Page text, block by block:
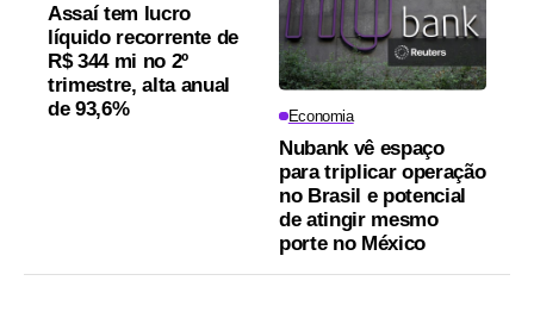
Assaí tem lucro
líquido recorrente de
R$ 344 mi no 2º
trimestre, alta anual
de 93,6%
Economia
Nubank vê espaço
para triplicar operação
no Brasil e potencial
de atingir mesmo
porte no México